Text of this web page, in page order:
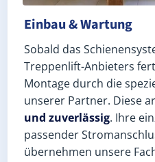
Einbau & Wartung
Sobald das
Treppenlift-Anbieters
Montage durch die
unserer Partner. Diese
und zuverlässig. Ihre
passender
übernehmen unsere